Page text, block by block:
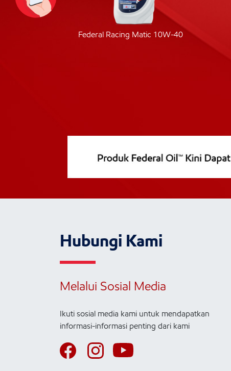
Federal Racing Matic 10W-40
Hubungi Kami
Melalui Sosial Media
Ikuti sosial media kami untuk mendapatkan
informasi-informasi penting dari kami